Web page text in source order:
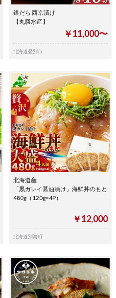
銀だら 西京漬け
【丸勝水産】
￥11,000〜
北海道登別市
北海道産
「黒ガレイ醤油漬け」海鮮丼のもと
480g（120g×4P）
￥12,000
北海道別海町